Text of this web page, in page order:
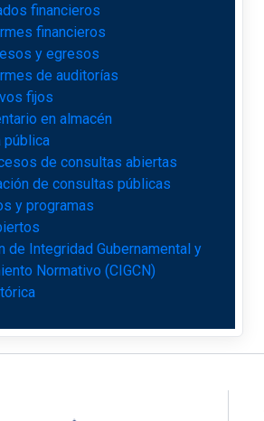
financieros
financieros
y egresos
de auditorías
fijos
en almacén
pública
de consultas abiertas
de consultas públicas
y programas
de Integridad Gubernamental y
Normativo (CIGCN)